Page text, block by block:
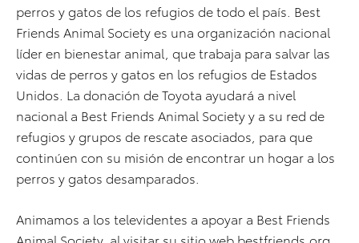
perros y gatos de los refugios de todo el país. Best
Friends Animal Society es una organización nacional
líder en bienestar animal, que trabaja para salvar las
vidas de perros y gatos en los refugios de Estados
Unidos. La donación de Toyota ayudará a nivel
nacional a Best Friends Animal Society y a su red de
refugios y grupos de rescate asociados, para que
continúen con su misión de encontrar un hogar a los
perros y gatos desamparados.
Animamos a los televidentes a apoyar a Best Friends